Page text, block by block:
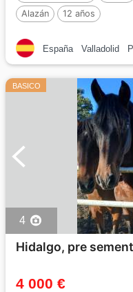
Alazán
12 años
España Valladolid
BASICO
4
Hidalgo, pre
4 000 €